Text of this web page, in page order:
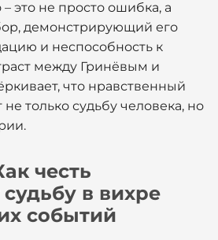
– это не просто ошибка, а
демонстрирующий его
и неспособность к
между Гринёвым и
что нравственный
только судьбу человека, но
честь
в вихре
событий